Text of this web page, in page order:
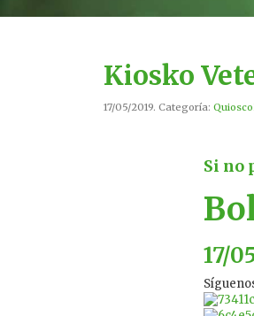
Kiosko
17/05/2019. Categoría:
Si no
17/